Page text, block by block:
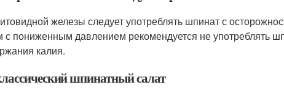
железы следует употреблять шпинат с
пониженным давлением рекомендуется не употреблять
калия.
шпинатный салат